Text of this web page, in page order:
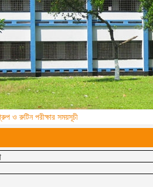
ও রুটিন পরীক্ষার সময়সূচী